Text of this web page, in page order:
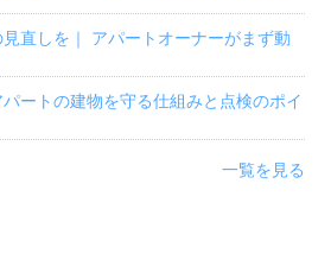
直しを｜ アパートオーナーがまず動
ートの建物を守る仕組みと点検のポイ
一覧を見る